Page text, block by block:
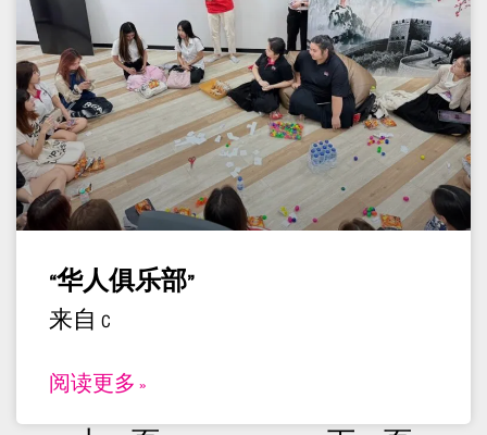
“华人俱乐部”
来自 C
阅读更多 »